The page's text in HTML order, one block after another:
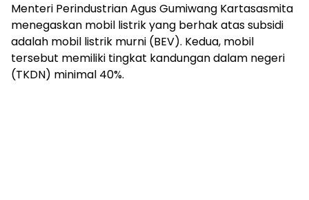
Menteri Perindustrian Agus Gumiwang Kartasasmita
menegaskan mobil listrik yang berhak atas subsidi
adalah mobil listrik murni (BEV). Kedua, mobil
tersebut memiliki tingkat kandungan dalam negeri
(TKDN) minimal 40%.